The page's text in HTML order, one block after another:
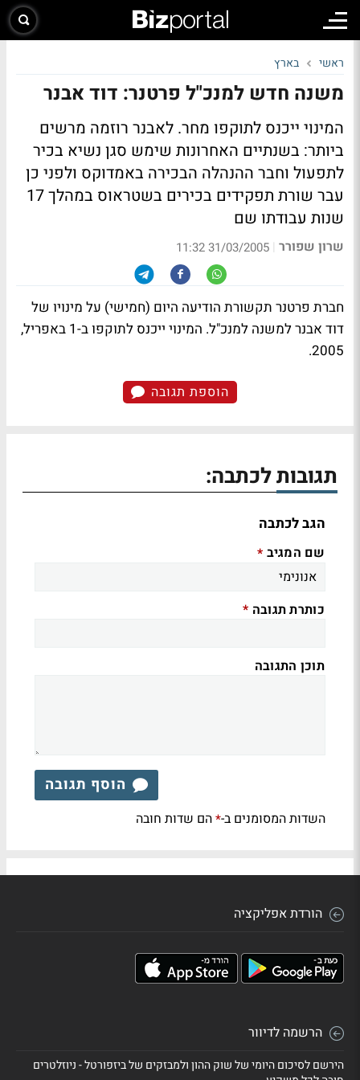
ראשי בארץ
משנה חדש למנכ"ל פרטנר: דוד אבנר
המינוי ייכנס לתוקפו מחר. לאבנר רוזמה מרשים
ביותר: בשנתיים האחרונות שימש סגן נשיא בכיר
לתפעול וחבר ההנהלה הבכירה באמדוקס ולפני כן
עבר שורת תפקידים בכירים בשטראוס במהלך 17
שנות עבודתו שם
שרון שפורר |
31/03/2005 11:32
חברת פרטנר תקשורת הודיעה היום (חמישי) על מינויו של
דוד אבנר למשנה למנכ"ל. המינוי ייכנס לתוקפו ב-1 באפריל,
2005.
הוספת תגובה
תגובות לכתבה:
הגב לכתבה
שם המגיב *
כותרת תגובה *
תוכן התגובה
הוסף תגובה
השדות המסומנים ב-*הם שדות חובה
הורדת אפליקציה
הרשמה לדיוור
הירשם לסיכום היומי של שוק ההון ולמבזקים של ביזפורטל - ניוזלטרים